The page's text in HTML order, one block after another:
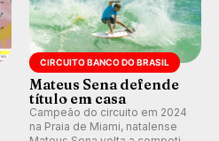
CIRCUITO BANCO DO BRASIL
Mateus Sena defende
título em casa
Campeão do circuito em 2024
na Praia de Miami, natalense